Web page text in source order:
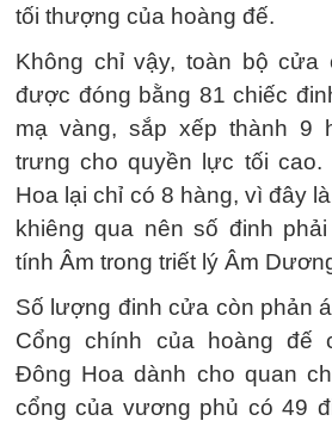
tối thượng của hoàng đế.
Không chỉ vậy, toàn bộ cửa
được đóng bằng 81 chiếc
mạ vàng, sắp xếp thành 9
trưng cho quyền lực tối cao.
Hoa lại chỉ có 8 hàng, vì đây
khiêng qua nên số đinh
tính Âm trong triết lý Âm
Số lượng đinh cửa còn phản
Cổng chính của hoàng đế
Đông Hoa dành cho quan
cổng của vương phủ có 49